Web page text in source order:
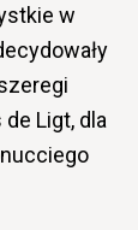
w
Ligt, dla